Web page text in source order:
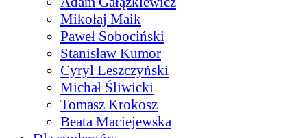
Mikołaj Maik
Paweł Sobociński
Stanisław Kumor
Cyryl Leszczyński
Michał Śliwicki
Tomasz Krokosz
Beata Maciejewska